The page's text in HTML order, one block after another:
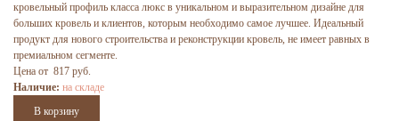
кровельный профиль класса люкс в уникальном и выразительном дизайне для
больших кровель и клиентов, которым необходимо самое лучшее. Идеальный
продукт для нового строительства и реконструкции кровель, не имеет равных в
премиальном сегменте.
Цена от 817 руб.
Наличие: на складе